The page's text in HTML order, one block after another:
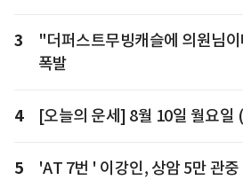
3
"더퍼스트무빙캐슬에 의원님
폭발
4 [오늘의 운세] 8월 10일 월요일
5
'AT 7번 ' 이강인, 상암 5만 관